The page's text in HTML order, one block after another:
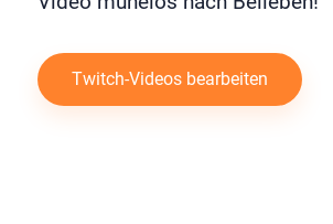
Twitch-Videos bearbeiten